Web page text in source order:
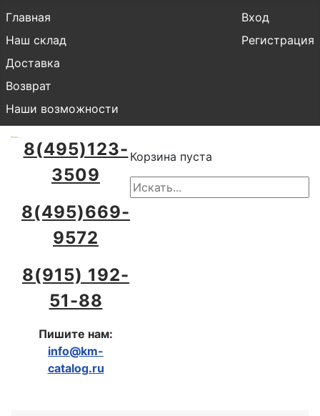
Главная
Наш склад
Доставка
Возврат
Наши возможности
Вход
Регистрация
8(495)123-
3509
8(495)669-
9572
8(915) 192-
51-88
Пишите нам:
info@km-
catalog.ru
Корзина пуста